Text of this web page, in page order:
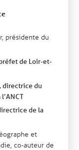
présidente du
de Loir-et-
directrice du
de la
et
co-auteur de